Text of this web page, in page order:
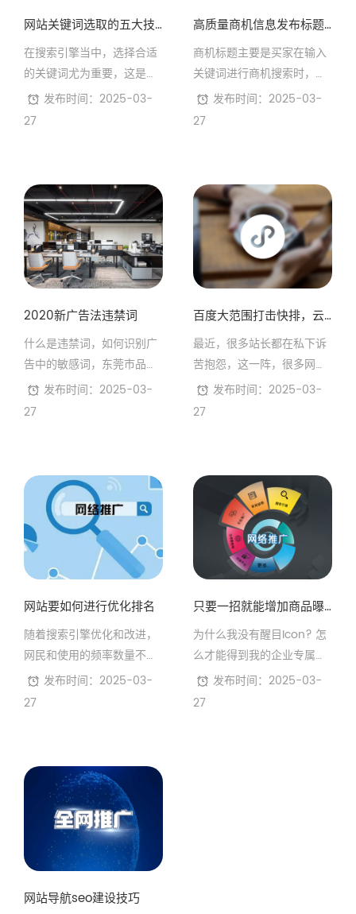
网站关键词选取的五大技巧
在搜索引擎当中，选择合适
的关键词尤为重要，这是搜
索结果排名的基础。那么，
网站关键词如何选取比较好
巧!
发布时间：2025-03-
27
高质量商机信息发布标题的写法
商机标题主要是买家在输入
关键词进行商机搜索时，搜
索引擎主要依据商机的标题
中是否存在买家输入的关键
品信息的时候应该尽量按照
用户搜索的习惯和商贸网站
要求来编写商机的标题，使
您的商机呈现给最对口的买
家。比如：“东莞seo优化公
叠关键词，以免被删除，得
不到好的排名。
发布时间：2025-03-
27
2020新广告法违禁词
什么是违禁词，如何识别广
告中的敏感词，东莞市品尚
网络科技有限公司给出全网
违禁词大全供参考。
发布时间：2025-03-
27
百度大范围打击快排，云更新助力企业优化
最近，很多站长都在私下诉
苦抱怨，这一阵，很多网站
关键词库和流量都在直线下
滑，很多知名大站也不例
发布时间：2025-03-
27
网站要如何进行优化排名
随着搜索引擎优化和改进，
网民和使用的频率数量不断
增加，SEO优化排名网站也
越来越多，从而使用户注意
技巧！
发布时间：2025-03-
27
只要一招就能增加商品曝光机会
为什么我没有醒目Icon? 怎
么才能得到我的企业专属小
程序？怎样增加商品曝光机
会？爱采购真实性认证来帮
发布时间：2025-03-
27
网站导航seo建设技巧